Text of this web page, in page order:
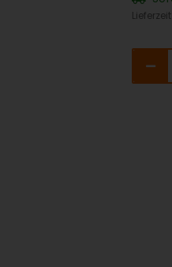
Lieferzeit: